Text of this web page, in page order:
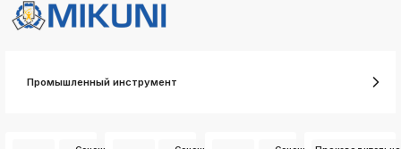
k
ksldkfjsdlfkjsls;ldfkgjsdl;kfkфыва
k
Промышленный инструмент